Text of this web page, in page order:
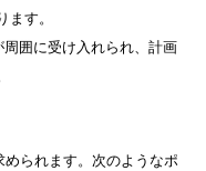
す。
囲に受け入れられ、計画
られます。次のようなポ